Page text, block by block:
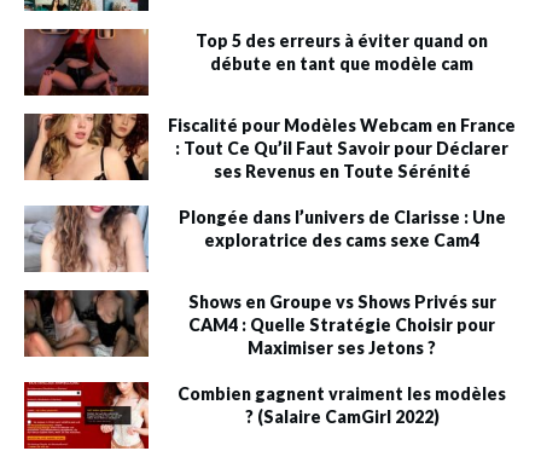
Top 5 des erreurs à éviter quand on
débute en tant que modèle cam
Fiscalité pour Modèles Webcam en France
: Tout Ce Qu’il Faut Savoir pour Déclarer
ses Revenus en Toute Sérénité
Plongée dans l’univers de Clarisse : Une
exploratrice des cams sexe Cam4
Shows en Groupe vs Shows Privés sur
CAM4 : Quelle Stratégie Choisir pour
Maximiser ses Jetons ?
Combien gagnent vraiment les modèles
? (Salaire CamGirl 2022)